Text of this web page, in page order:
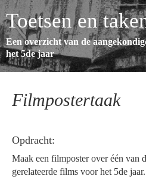
Toetsen en
Een overzicht van de
het 5de jaar
Filmpostertaak
Opdracht:
Maak een filmposter over één van
gerelateerde films voor het 5de